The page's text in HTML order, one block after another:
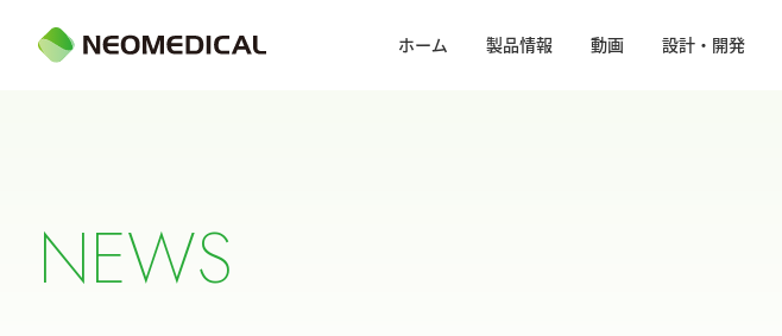
ホーム 製品情報 動画 設計・開発
NEWS